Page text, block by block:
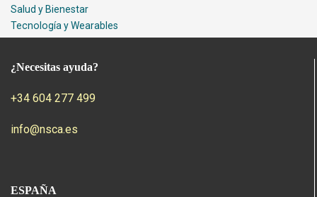
Salud y Bienestar
Tecnología y Wearables
¿Necesitas ayuda?
+34 604 277 499
info@nsca.es
ESPAÑA